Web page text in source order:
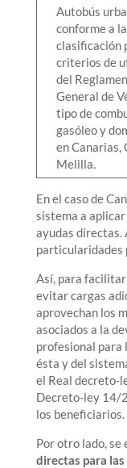
Autobús
conforme a la
clasificación
criterios de
del
General de
tipo de
gasóleo y
en Canarias,
Melilla.
En el caso de
sistema a
ayudas directas.
particularidades
Así, para
evitar cargas
aprovechan los
asociados a la
profesional para
ésta y del
el Real decreto-
Decreto-ley 14/
los beneficiarios.
Por otro lado, se
directas para